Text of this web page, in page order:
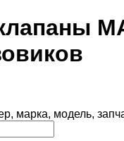
марка, модель,